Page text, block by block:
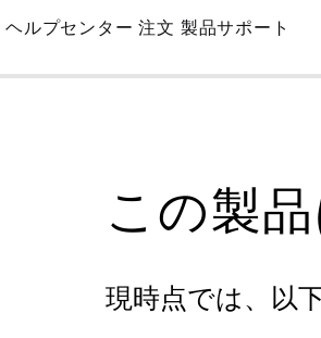
Skip
Main
ヘルプセンター 注文 製品サポート
この製
現時点では、以